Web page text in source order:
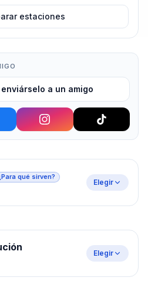
estaciones
a un amigo
qué sirven?
Elegir
Elegir